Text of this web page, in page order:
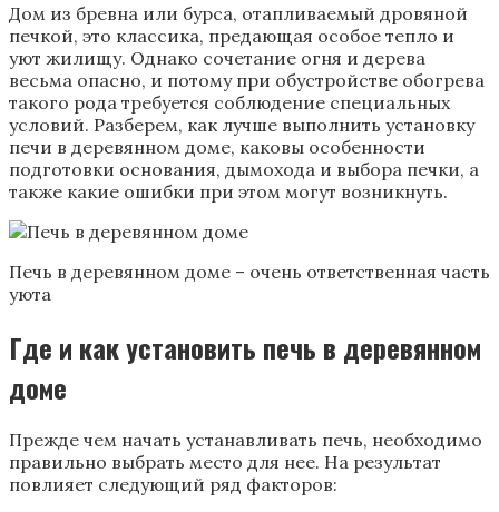
Дом из бревна или бурса, отапливаемый дровяной
печкой, это классика, предающая особое тепло и
уют жилищу. Однако сочетание огня и дерева
весьма опасно, и потому при обустройстве обогрева
такого рода требуется соблюдение специальных
условий. Разберем, как лучше выполнить установку
печи в деревянном доме, каковы особенности
подготовки основания, дымохода и выбора печки, а
также какие ошибки при этом могут возникнуть.
Печь в деревянном доме – очень ответственная часть
уюта
Где и как установить печь в деревянном
доме
Прежде чем начать устанавливать печь, необходимо
правильно выбрать место для нее. На результат
повлияет следующий ряд факторов: